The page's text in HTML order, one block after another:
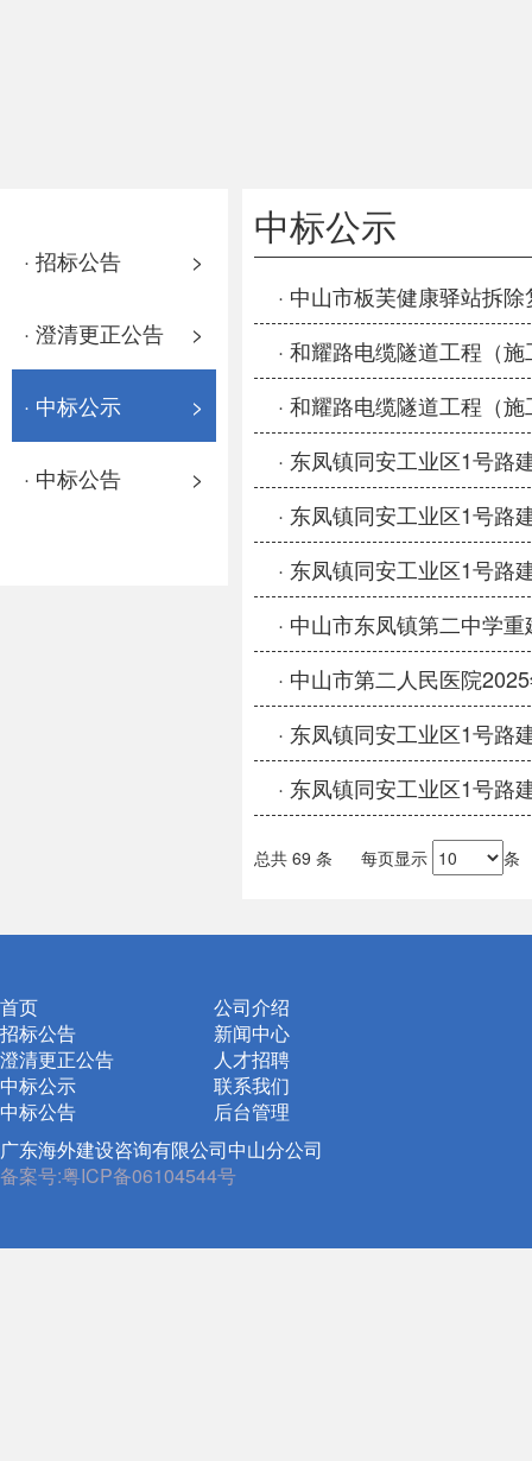
· 招标公告 >
· 澄清更正公告 >
· 中标公示 >
· 中标公告 >
中标公示
· 中山市板芙健康驿站拆
· 和耀路电缆隧道工程（
· 和耀路电缆隧道工程（
· 东凤镇同安工业区1号路
· 东凤镇同安工业区1号路
· 东凤镇同安工业区1号路
· 中山市东凤镇第二中学
· 中山市第二人民医院
· 东凤镇同安工业区1号路
· 东凤镇同安工业区1号路
总共 69 条 每页显示 条
首页
招标公告
澄清更正公告
中标公示
中标公告
公司介绍
新闻中心
人才招聘
联系我们
后台管理
广东海外建设咨询有限公司中山分公司
备案号:粤ICP备06104544号